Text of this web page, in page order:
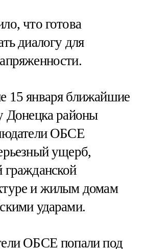
что готова
диалогу для
15 января ближайшие
Донецка районы
ОБСЕ
ущерб,
гражданской
и жилым домам
ударами.
ОБСЕ попали под